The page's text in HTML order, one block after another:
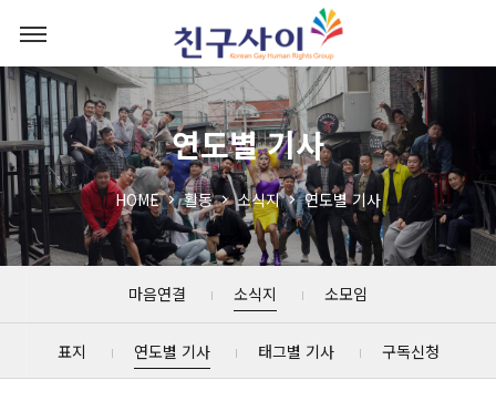
연도별 기사
HOME 활동 소식지 연도별 기사
마음연결 소식지 소모임
표지 연도별 기사 태그별 기사 구독신청